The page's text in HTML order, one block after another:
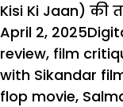
Kisi Ki Jaan) की
Posted
on
April 2, 2025
review, film
with Sikandar
flop movie,